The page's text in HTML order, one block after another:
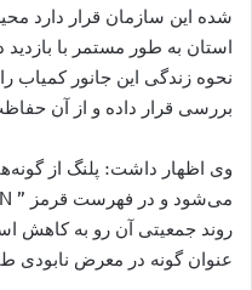
شده این سازمان قرار دارد
استان به طور مستمر با
نحوه زندگی این جانور
بررسی قرار داده و از آن
وی اظهار داشت: پلنگ از
عنوان گونه در معرض نابودی